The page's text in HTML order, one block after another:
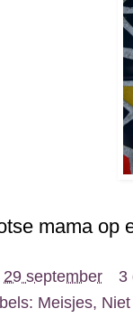
mama op
29 september
3
Meisjes,